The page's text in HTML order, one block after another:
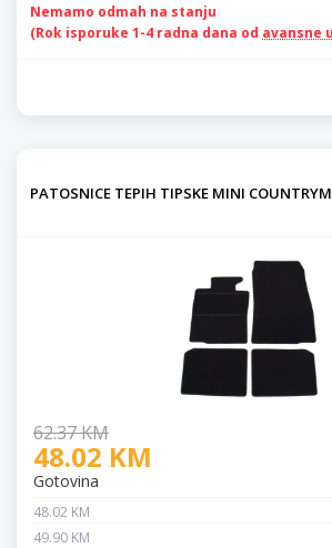
Nemamo odmah na stanju
(Rok isporuke 1-4 radna dana od avansne
PATOSNICE TEPIH TIPSKE MINI
62.37 KM
48.02 KM
Gotovina
48.02 KM
49.90 KM